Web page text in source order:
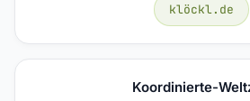
klöckl.de
Koordinierte-